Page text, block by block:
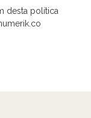
desta política